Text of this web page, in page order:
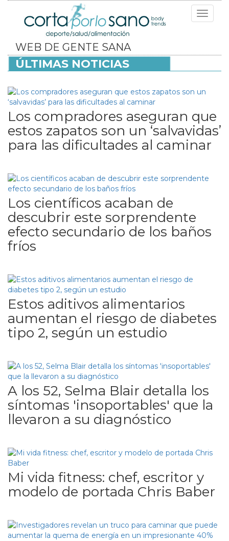
Toggle
WEB DE GENTE SANA
ÚLTIMAS NOTICIAS
Los compradores aseguran que
estos zapatos son un ‘salvavidas’
para las dificultades al caminar
Los científicos acaban de
descubrir este sorprendente
efecto secundario de los baños
fríos
Estos aditivos alimentarios
aumentan el riesgo de diabetes
tipo 2, según un estudio
A los 52, Selma Blair detalla los
síntomas 'insoportables' que la
llevaron a su diagnóstico
Mi vida fitness: chef, escritor y
modelo de portada Chris Baber